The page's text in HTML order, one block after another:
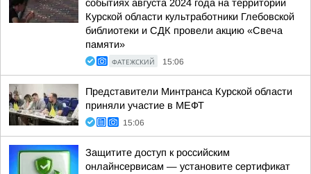
событиях августа 2024 года на территории
Курской области культработники Глебовской
библиотеки и СДК провели акцию «Свеча
памяти»
ФАТЕЖСКИЙ 15:06
Представители Минтранса Курской области
приняли участие в МЕФТ
15:06
Защитите доступ к российским
онлайнсервисам — установите сертификат